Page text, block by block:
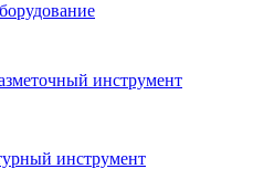
инструмент
инструмент